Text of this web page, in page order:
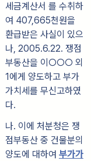
세금계산서 를 수취하
여 407,665천원을
환급받은 사실이 있으
나, 2005.6.22. 쟁점
부동산을 이○○○ 외
1에게 양도하고 부가
가치세를 무신고하였
다.
나. 이에 처분청은 쟁
점부동산 중 건물분의
양도에 대하여 부가가